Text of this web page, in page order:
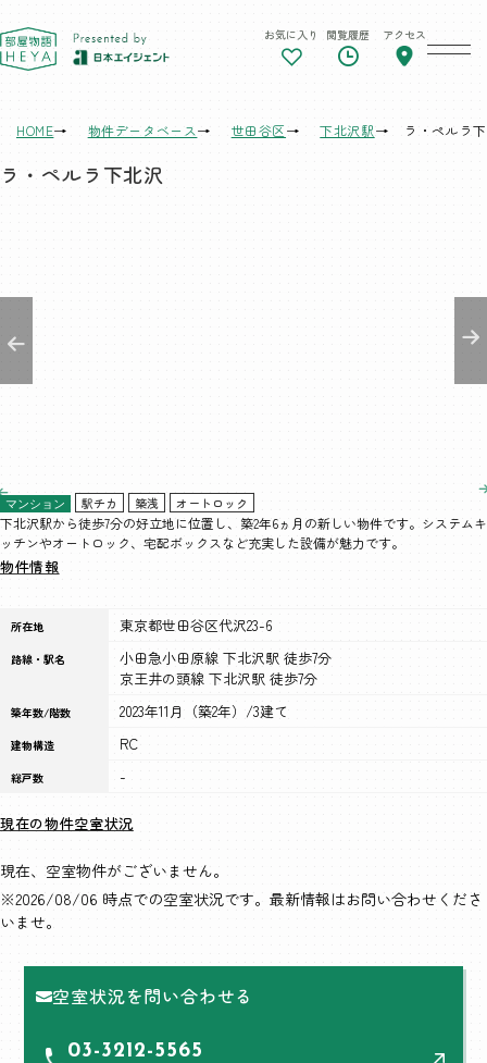
東京 部屋物語 お気に入り 閲覧履歴 アクセス
HOME 物件データベース 世田谷区 下北沢駅 ラ・ペルラ
ラ・ペルラ下北沢
マンション 駅チカ 築浅 オートロック
下北沢駅から徒歩7分の好立地に位置し、築2年6ヵ月の新しい物件です。システムキ
ッチンやオートロック、宅配ボックスなど充実した設備が魅力です。
物件情報
所在地 東京都世田谷区代沢23-6
路線・駅名
小田急小田原線 下北沢駅 徒歩7分
京王井の頭線 下北沢駅 徒歩7分
築年数/階数 2023年11月（築2年）/3建て
建物構造 RC
総戸数 -
現在の物件空室状況
現在、空室物件がございません。
※2026/08/06 時点での空室状況です。最新情報はお問い合わせくださ
いませ。
空室状況を問い合わせる
03-3212-5565